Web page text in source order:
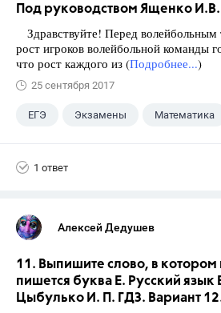
Под руководством Ященко И.В.
Здравствуйте! Перед
рост игроков волейбольной команды
что рост каждого из (Подробнее...)
25 сентября 2017
ЕГЭ Экзамены Математика
1 ответ
Алексей Дедушев
11. Выпишите слово, в котором
пишется буква Е. Русский язык
Цыбулько И. П. ГДЗ. Вариант